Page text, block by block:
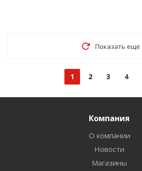
Показать еще
1 2 3 4
Компания
О компании
Новости
Магазины